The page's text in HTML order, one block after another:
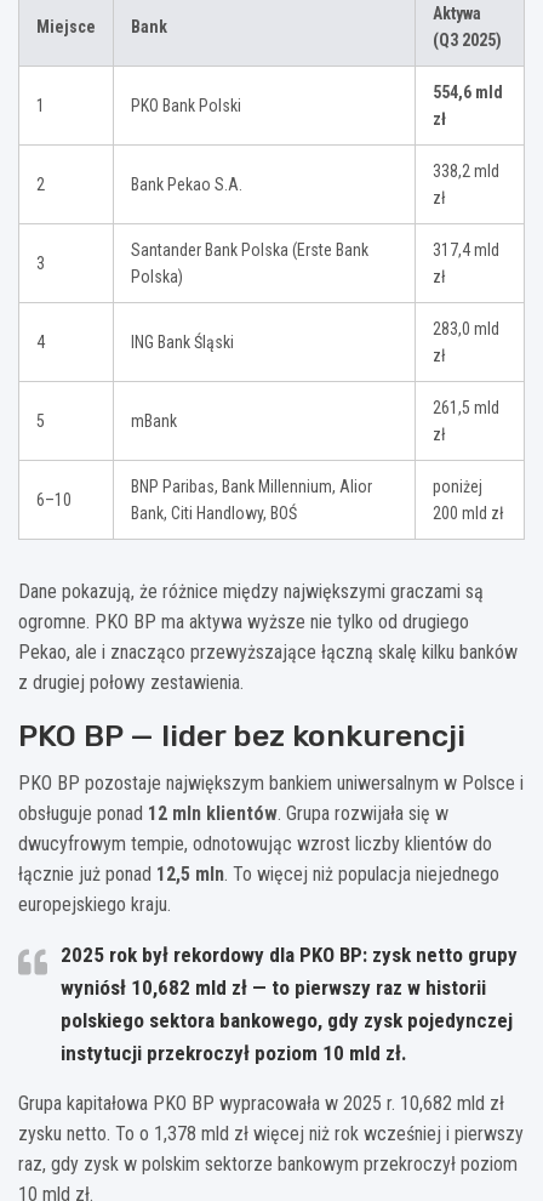
Miejsce Bank
Aktywa
(Q3 2025)
1 PKO Bank Polski
554,6 mld
zł
2 Bank Pekao S.A.
338,2 mld
zł
3
Santander Bank Polska (Erste Bank
Polska)
317,4 mld
zł
4 ING Bank Śląski
283,0 mld
zł
5 mBank
261,5 mld
zł
6–10
BNP Paribas, Bank Millennium, Alior
Bank, Citi Handlowy, BOŚ
poniżej
200 mld zł
Dane pokazują, że różnice między największymi graczami są
ogromne. PKO BP ma aktywa wyższe nie tylko od drugiego
Pekao, ale i znacząco przewyższające łączną skalę kilku banków
z drugiej połowy zestawienia.
PKO BP — lider bez konkurencji
PKO BP pozostaje największym bankiem uniwersalnym w Polsce i
obsługuje ponad 12 mln klientów. Grupa rozwijała się w
dwucyfrowym tempie, odnotowując wzrost liczby klientów do
łącznie już ponad 12,5 mln. To więcej niż populacja niejednego
europejskiego kraju.
2025 rok był rekordowy dla PKO BP: zysk netto grupy
wyniósł 10,682 mld zł — to pierwszy raz w historii
polskiego sektora bankowego, gdy zysk pojedynczej
instytucji przekroczył poziom 10 mld zł.
Grupa kapitałowa PKO BP wypracowała w 2025 r. 10,682 mld zł
zysku netto. To o 1,378 mld zł więcej niż rok wcześniej i pierwszy
raz, gdy zysk w polskim sektorze bankowym przekroczył poziom
10 mld zł.